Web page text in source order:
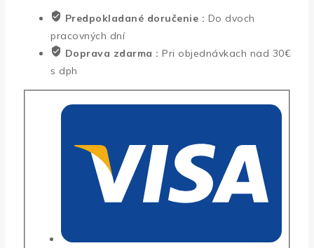
Catcher
prírodnou
monitorovacou
náplňou
Predpokladané doručenie : Do dvoch
pracovných dní
Doprava zdarma : Pri objednávkach nad 30€
s dph